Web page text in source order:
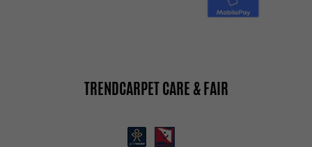
TRENDCARPET CARE & FAIR